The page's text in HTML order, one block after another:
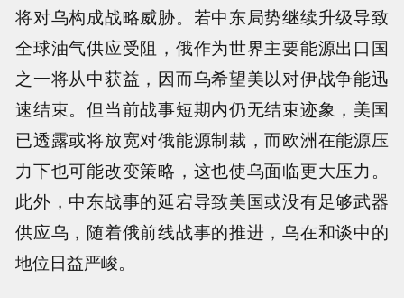
将对乌构成战略威胁。若中东局势继续升级导致
全球油气供应受阻，俄作为世界主要能源出口国
之一将从中获益，因而乌希望美以对伊战争能迅
速结束。但当前战事短期内仍无结束迹象，美国
已透露或将放宽对俄能源制裁，而欧洲在能源压
力下也可能改变策略，这也使乌面临更大压力。
此外，中东战事的延宕导致美国或没有足够武器
供应乌，随着俄前线战事的推进，乌在和谈中的
地位日益严峻。